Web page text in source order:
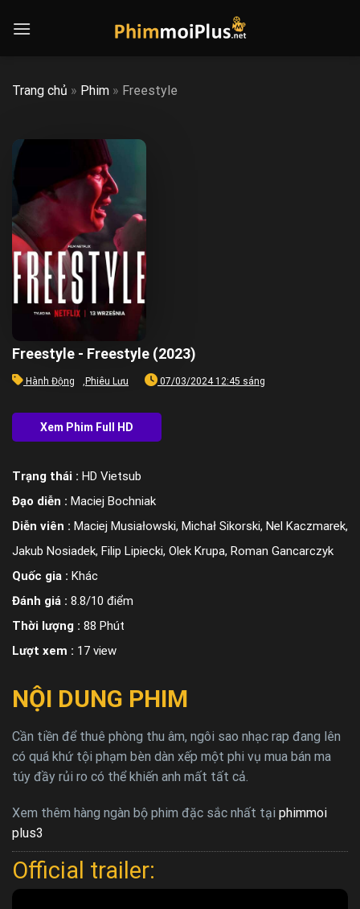
Trang chủ » Phim » Freestyle
Freestyle - Freestyle (2023)
Hành Động , Phiêu Lưu 07/03/2024 12:45 sáng
Trạng thái : HD Vietsub
Đạo diễn : Maciej Bochniak
Diễn viên : Maciej Musiałowski, Michał Sikorski, Nel Kaczmarek,
Jakub Nosiadek, Filip Lipiecki, Olek Krupa, Roman Gancarczyk
Quốc gia : Khác
Đánh giá : 8.8/10 điểm
Thời lượng : 88 Phút
Lượt xem : 17 view
NỘI DUNG PHIM
Cần tiền để thuê phòng thu âm, ngôi sao nhạc rap đang lên
có quá khứ tội phạm bèn dàn xếp một phi vụ mua bán ma
túy đầy rủi ro có thể khiến anh mất tất cả.
Xem thêm hàng ngàn bộ phim đặc sắc nhất tại phimmoi
plus3
Official trailer: